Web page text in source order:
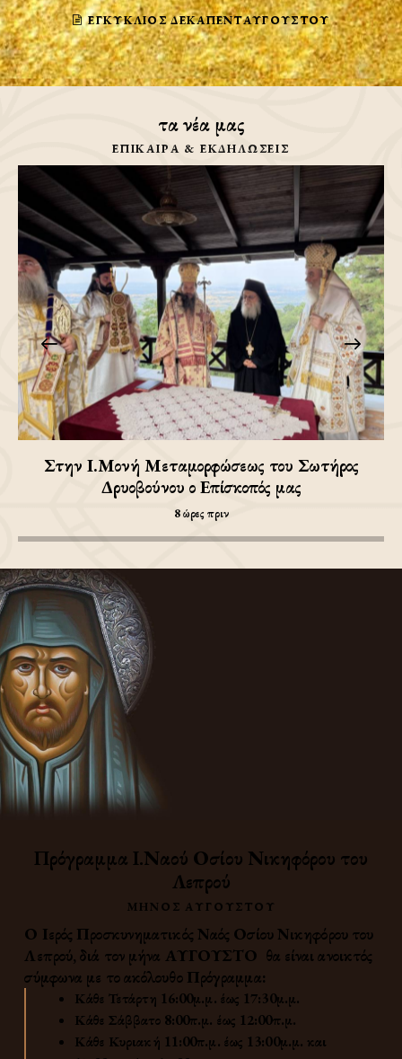
ΕΓΚΎΚΛΙΟΣ ΔΕΚΑΠΕΝΤΑΎΓΟΥΣΤΟΥ
τα νέα μας
ΕΠΙΚΑΙΡΑ & ΕΚΔΗΛΩΣΕΙΣ
Στην Ι.Μονή Μεταμορφώσεως του Σωτήρος
Δρυοβούνου ο Επίσκοπός μας
8 ώρες πριν
Πρόγραμμα Ι.Ναού Οσίου Νικηφόρου του
Λεπρού
ΜΗΝΟΣ ΑΥΓΟΎΣΤΟΥ
Ο Ιερός Προσκυνηματικός Ναός Οσίου Νικηφόρου του
Λεπρού, διά τον μήνα ΑΥΓΟΥΣΤΟ θα είναι ανοικτός
σύμφωνα με το ακόλουθο Πρόγραμμα:
Κάθε Τετάρτη 16:00μ.μ. έως 17:30μ.μ.
Κάθε Σάββατο 8:00π.μ. έως 12:00π.μ.
Κάθε Κυριακή 11:00π.μ. έως 13:00μ.μ. και